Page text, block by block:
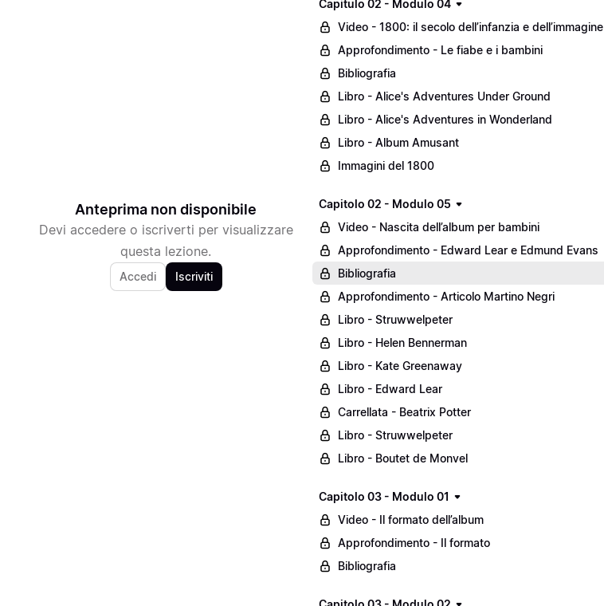
Anteprima non disponibile
Devi accedere o iscriverti per visualizzare
questa lezione.
Accedi Iscriviti
Capitulo 02 - Modulo 04
Video - 1800: il secolo dell’infanzia e dell’immagine
Approfondimento - Le fiabe e i bambini
Bibliografia
Libro - Alice's Adventures Under Ground
Libro - Alice's Adventures in Wonderland
Libro - Album Amusant
Immagini del 1800
Capitolo 02 - Modulo 05
Video - Nascita dell’album per bambini
Approfondimento - Edward Lear e Edmund Evans
Bibliografia
Approfondimento - Articolo Martino Negri
Libro - Struwwelpeter
Libro - Helen Bennerman
Libro - Kate Greenaway
Libro - Edward Lear
Carrellata - Beatrix Potter
Libro - Struwwelpeter
Libro - Boutet de Monvel
Capitolo 03 - Modulo 01
Video - Il formato dell’album
Approfondimento - Il formato
Bibliografia